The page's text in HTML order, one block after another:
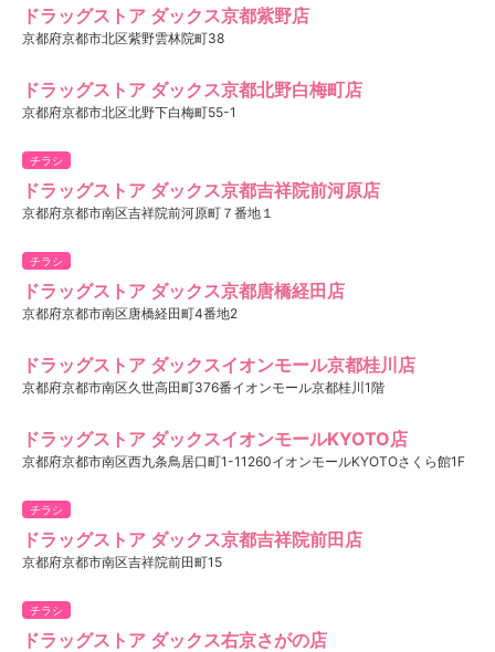
ドラッグストア ダックス京都紫野店
京都府京都市北区紫野雲林院町38
ドラッグストア ダックス京都北野白梅町店
京都府京都市北区北野下白梅町55-1
チラシ
ドラッグストア ダックス京都吉祥院前河原店
京都府京都市南区吉祥院前河原町７番地１
チラシ
ドラッグストア ダックス京都唐橋経田店
京都府京都市南区唐橋経田町4番地2
ドラッグストア ダックスイオンモール京都桂川店
京都府京都市南区久世高田町376番イオンモール京都桂川1階
ドラッグストア ダックスイオンモールKYOTO店
京都府京都市南区西九条鳥居口町1-11260イオンモールKYOTOさくら館1F
チラシ
ドラッグストア ダックス京都吉祥院前田店
京都府京都市南区吉祥院前田町15
チラシ
ドラッグストア ダックス右京さがの店